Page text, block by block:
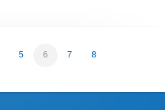
5 6 7 8